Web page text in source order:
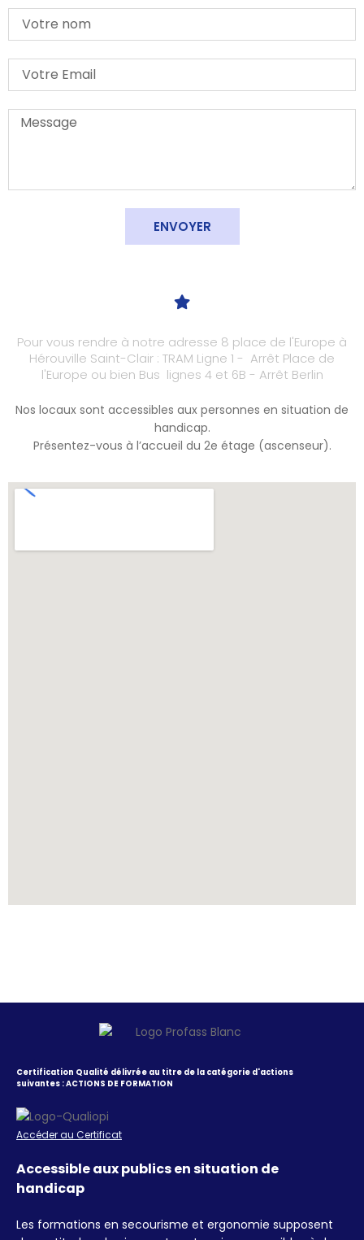
ENVOYER
Pour vous rendre à notre adresse 8 place de l'Europe à
Hérouville Saint-Clair : TRAM Ligne 1 - Arrêt Place de
l'Europe ou bien Bus lignes 4 et 6B - Arrêt Berlin
Nos locaux sont accessibles aux personnes en situation de
handicap.
Présentez-vous à l’accueil du 2e étage (ascenseur).
Certification Qualité délivrée au titre de la catégorie d'actions
suivantes : ACTIONS DE FORMATION
Accéder au Certificat
Accessible aux publics en situation de
handicap
Les formations en secourisme et ergonomie supposent